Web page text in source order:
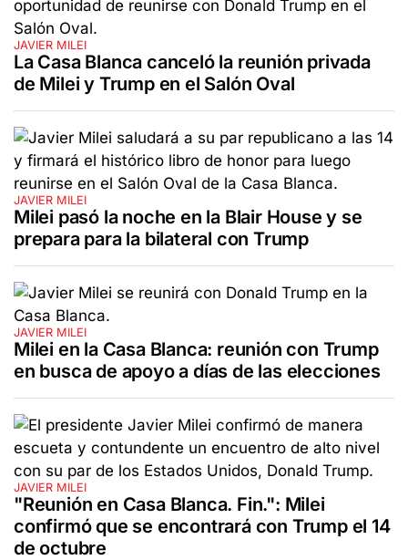
JAVIER MILEI
La Casa Blanca canceló la reunión privada
de Milei y Trump en el Salón Oval
JAVIER MILEI
Milei pasó la noche en la Blair House y se
prepara para la bilateral con Trump
JAVIER MILEI
Milei en la Casa Blanca: reunión con Trump
en busca de apoyo a días de las elecciones
JAVIER MILEI
"Reunión en Casa Blanca. Fin.": Milei
confirmó que se encontrará con Trump el 14
de octubre